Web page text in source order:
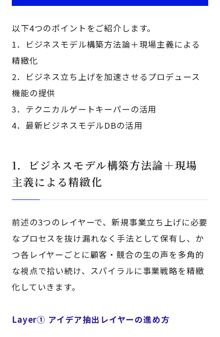
以下4つのポイントをご紹介します。
1．ビジネスモデル構築方法論＋現場主義による
精緻化
2．ビジネス立ち上げを加速させるプロデュース
機能の提供
3．テクニカルゲートキーパーの活用
4．最新ビジネスモデルDBの活用
1．ビジネスモデル構築方法論＋現場
主義による精緻化
前述の3つのレイヤーで、新規事業立ち上げに必要
なプロセスを抜け漏れなく手法として保有し、か
つ各レイヤーごとに顧客・競合の生の声を多角的
な視点で拾い続け、スパイラルに事業戦略を精緻
化していきます。
Layer① アイデア抽出レイヤーの進め方